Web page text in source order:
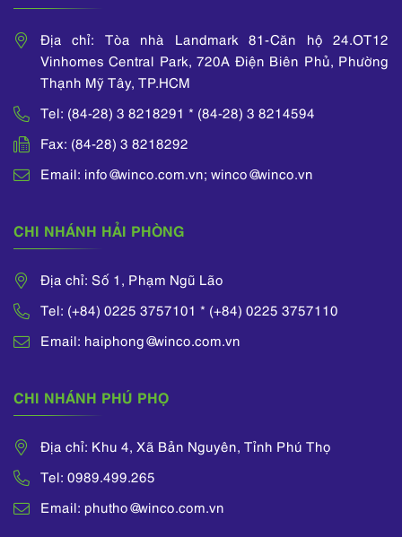
Địa chỉ: Tòa nhà Landmark 81-Căn hộ 24.OT12
Vinhomes Central Park, 720A Điện Biên Phủ, Phường
Thạnh Mỹ Tây, TP.HCM
Tel: (84-28) 3 8218291 * (84-28) 3 8214594
Fax: (84-28) 3 8218292
Email: info@winco.com.vn; winco@winco.vn
CHI NHÁNH HẢI PHÒNG
Địa chỉ: Số 1, Phạm Ngũ Lão
Tel: (+84) 0225 3757101 * (+84) 0225 3757110
Email: haiphong@winco.com.vn
CHI NHÁNH PHÚ PHỌ
Địa chỉ: Khu 4, Xã Bản Nguyên, Tỉnh Phú Thọ
Tel: 0989.499.265
Email: phutho@winco.com.vn